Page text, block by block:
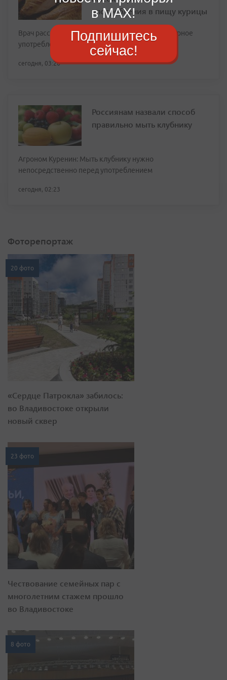
употребления в пищу курицы
Врач рассказала, чем может обернуться чрезмерное
употребление курицы
сегодня, 03:26
Россиянам назвали способ
правильно мыть клубнику
Агроном Куренин: Мыть клубнику нужно
непосредственно перед употреблением
сегодня, 02:23
Фоторепортаж
20 фото
«Сердце Патрокла» забилось:
во Владивостоке открыли
новый сквер
23 фото
Чествование семейных пар с
многолетним стажем прошло
во Владивостоке
8 фото
в MAX!
Подпишитесь
сейчас!